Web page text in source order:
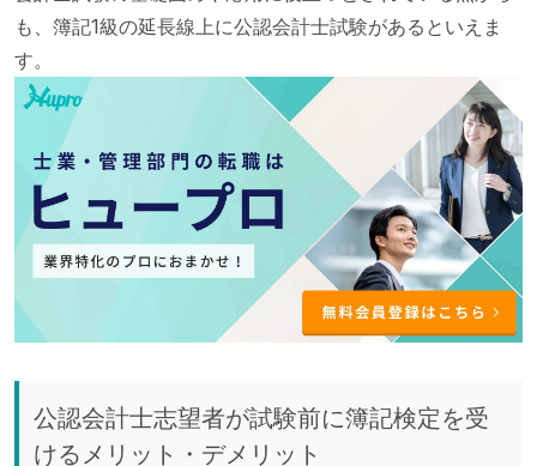
も、簿記1級の延長線上に公認会計士試験があるといえま
す。
公認会計士志望者が試験前に簿記検定を受
けるメリット・デメリット